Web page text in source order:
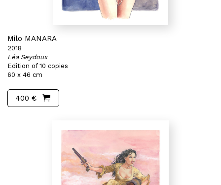
Milo MANARA
2018
Léa Seydoux
Edition of 10 copies
60 x 46 cm
400 €